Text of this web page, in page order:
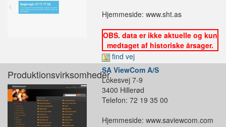
Hjemmeside: www.sht.as
OBS. data er ikke aktuelle og kun
medtaget af historiske årsager.
find vej
ProduktionsvirksomhederSA ViewCom A/S
Lokesvej 7-9
3400 Hillerød
Telefon: 72 19 35 00
Hjemmeside: www.saviewcom.com